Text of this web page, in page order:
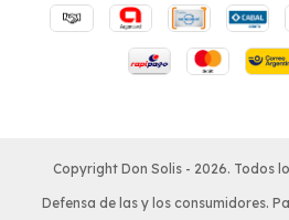
Copyright Don Solis - 2026. Todos
Defensa de las y los consumidores.